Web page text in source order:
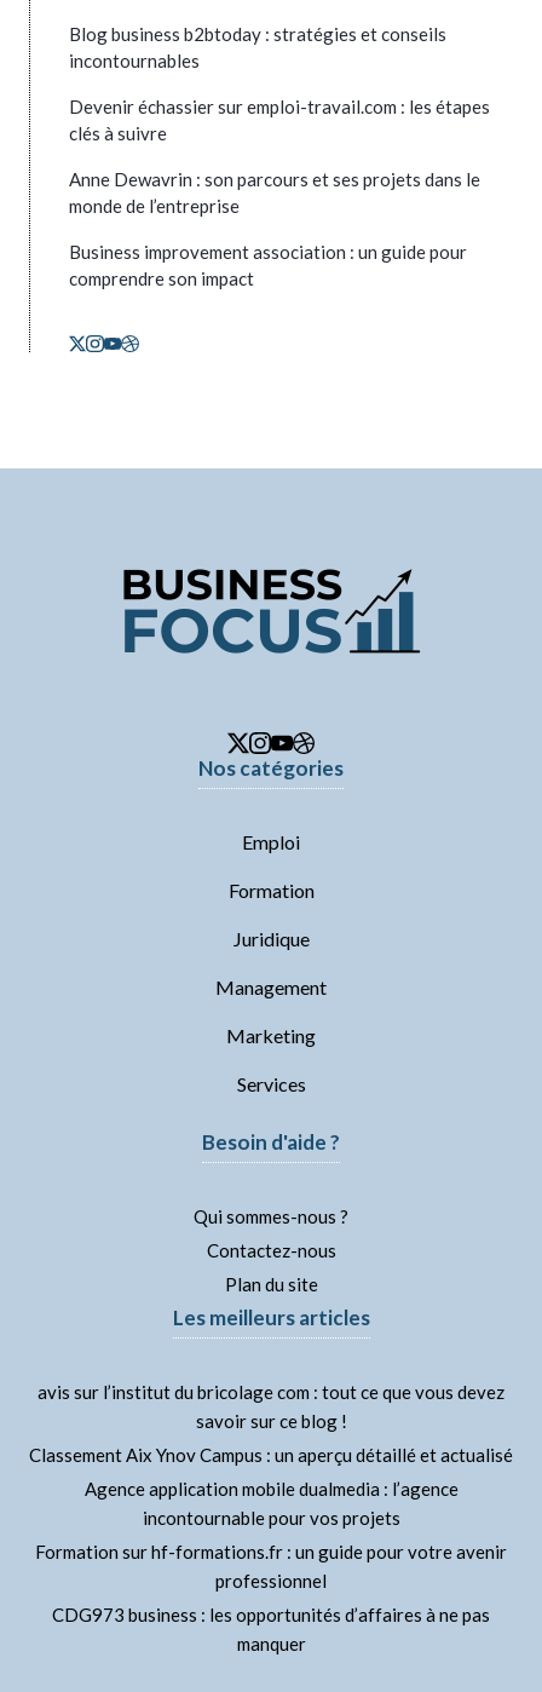
Blog business b2btoday : stratégies et conseils
incontournables
Devenir échassier sur emploi-travail.com : les étapes
clés à suivre
Anne Dewavrin : son parcours et ses projets dans le
monde de l’entreprise
Business improvement association : un guide pour
comprendre son impact
Nos catégories
Emploi
Formation
Juridique
Management
Marketing
Services
Besoin d'aide ?
Qui sommes-nous ?
Contactez-nous
Plan du site
Les meilleurs articles
avis sur l’institut du bricolage com : tout ce que vous devez
savoir sur ce blog !
Classement Aix Ynov Campus : un aperçu détaillé et actualisé
Agence application mobile dualmedia : l’agence
incontournable pour vos projets
Formation sur hf-formations.fr : un guide pour votre avenir
professionnel
CDG973 business : les opportunités d’affaires à ne pas
manquer